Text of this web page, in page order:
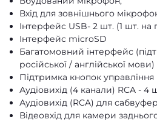
Вхід для зовнішнього
Інтерфейс USB- 2 шт. (1 шт. на
Інтерфейс microSD
Багатомовний інтерфейс
російської / англійської мови)
Підтримка кнопок
Аудіовихід (4 канали) RCA - 4
Аудіовихід (RCA) для
Відеовхід для камери